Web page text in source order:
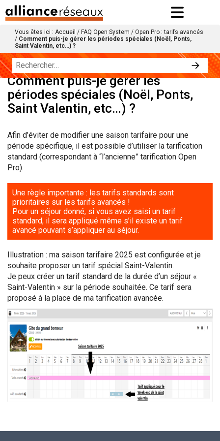
Vous êtes ici : Accueil / FAQ Open System / Open Pro : tarifs avancés
/ Comment puis-je gérer les périodes spéciales (Noël, Ponts,
Saint Valentin, etc…) ?
Comment puis-je gérer les
périodes spéciales (Noël, Ponts,
Saint Valentin, etc…) ?
Afin d’éviter de modifier une saison tarifaire pour une
période spécifique, il est possible d’utiliser la tarification
standard (correspondant à “l’ancienne” tarification Open
Pro).
Une règle importante : les tarifs standards sont
prioritaires sur les tarifs avancés !
Pour un séjour donné, si vous avez saisi un tarif
standard, il sera appliqué même s’il existe un tarif
avancé pouvant s’appliquer au séjour.
Illustration : ma saison tarifaire 2025 est configurée et je
souhaite proposer un tarif spécial Saint-Valentin.
Je peux créer un tarif standard de la durée d’un séjour «
Saint-Valentin » sur la période souhaitée. Ce tarif sera
proposé à la place de ma tarification avancée.